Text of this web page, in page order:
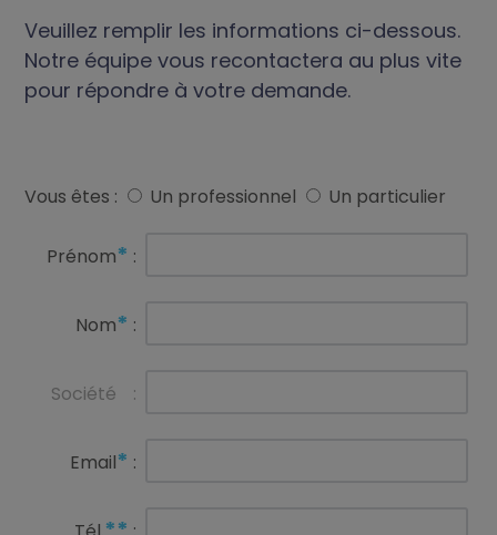
Veuillez remplir les informations ci-dessous.
Notre équipe vous recontactera au plus vite
pour répondre à votre demande.
Vous êtes : Un professionnel Un particulier
Prénom* :
Nom* :
Société :
Email* :